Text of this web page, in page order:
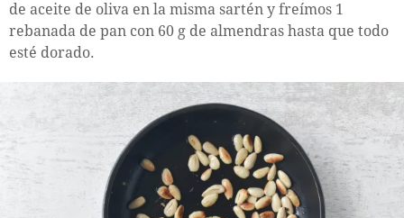
de aceite de oliva en la misma sartén y freímos 1
rebanada de pan con 60 g de almendras hasta que todo
esté dorado.